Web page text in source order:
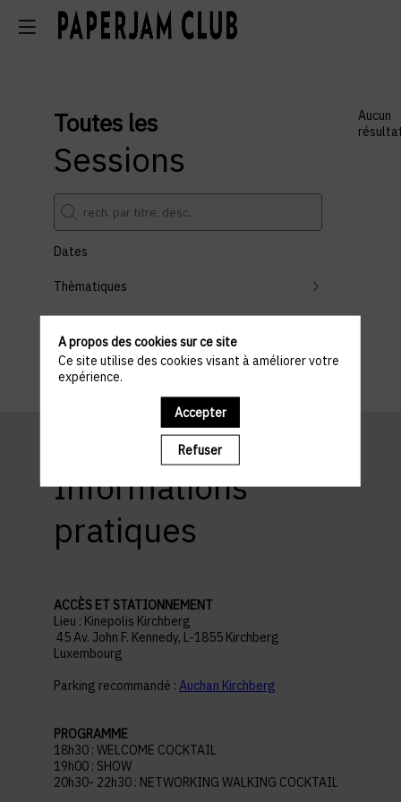
Toutes les
Sessions
Dates
Thèmatiques
Effacer tous les filtres
Aucun
Informations
pratiques
ACCÈS ET STATIONNEMENT
Lieu : Kinepolis Kirchberg
45 Av. John F. Kennedy, L-1855 Kirchberg
Luxembourg
Parking recommandé : Auchan Kirchberg
PROGRAMME
18h30 : WELCOME COCKTAIL
19h00 : SHOW
20h30- 22h30 : NETWORKING WALKING COCKTAIL
A propos des cookies sur ce site
Ce site utilise des cookies visant à améliorer votre
expérience.
Accepter
Refuser